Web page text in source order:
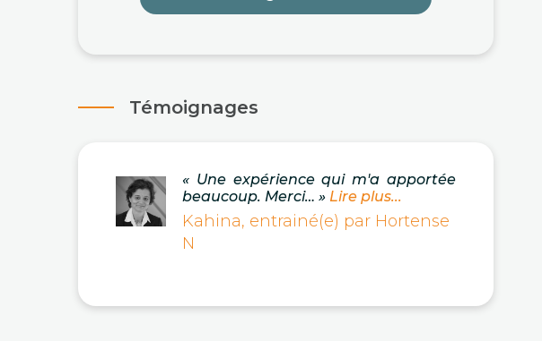
Témoignages
« Une expérience qui m'a apportée
beaucoup. Merci… »Lire plus...
Kahina, entrainé(e) par Hortense
N